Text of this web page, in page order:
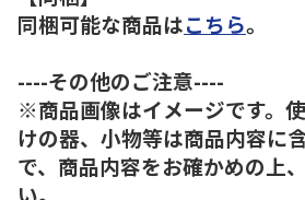
同梱可能な商品はこちら。
----その他のご注意----
※商品画像はイメージです。
けの器、小物等は商品内容に
で、商品内容をお確かめの上
い。